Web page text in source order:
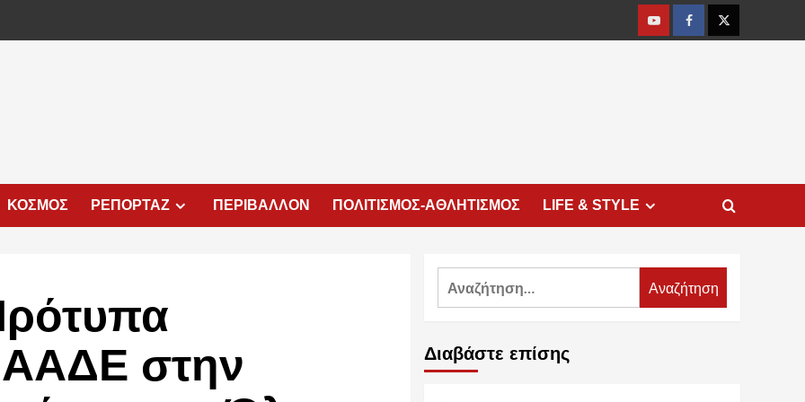
YoutubeFacebookTwitter
ΚΟΣΜΟΣ ΡΕΠΟΡΤΑΖ ΠΕΡΙΒΑΛΛΟΝ ΠΟΛΙΤΙΣΜΟΣ-ΑΘΛΗΤΙΣΜΟΣ LIFE & STYLE
στην
Αναζήτηση
Διαβάστε επίσης